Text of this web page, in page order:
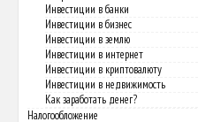
Инвестиции в банки
Инвестиции в бизнес
Инвестиции в землю
Инвестиции в интернет
Инвестиции в криптовалюту
Инвестиции в недвижимость
Как заработать денег?
Налогообложение